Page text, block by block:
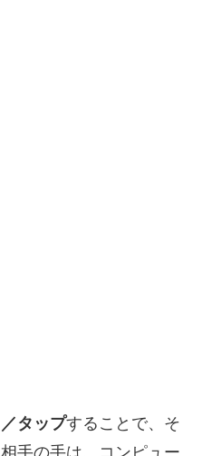
タップすることで、そ
手の手は、コンピュー